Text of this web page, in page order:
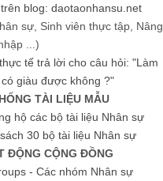
blog: daotaonhansu.net
sự, Sinh viên thực tập, Nâng
...)
tế trả lời cho câu hỏi: "Làm
giàu được không ?"
TÀI LIỆU MẪU
hộ các bộ tài liệu Nhân sự
30 bộ tài liệu Nhân sự
ĐỘNG CỘNG ĐỒNG
- Các nhóm Nhân sự